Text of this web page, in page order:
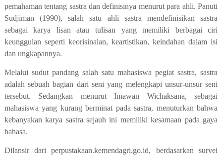
pemahaman tentang sastra dan definisinya menurut para ahli. Panuti
Sudjiman (1990), salah satu ahli sastra mendefinisikan sastra
sebagai karya lisan atau tulisan yang memiliki berbagai ciri
keunggulan seperti keorisinalan, keartistikan, keindahan dalam isi
dan ungkapannya.
Melalui sudut pandang salah satu mahasiswa pegiat sastra, sastra
adalah sebuah bagian dari seni yang melengkapi unsur-unsur seni
tersebut. Sedangkan menurut Imawan Wichaksana, sebagai
mahasiswa yang kurang berminat pada sastra, menuturkan bahwa
kebanyakan karya sastra sejauh ini memiliki kesamaan pada gaya
bahasa.
Dilansir dari perpustakaan.kemendagri.go.id, berdasarkan survei